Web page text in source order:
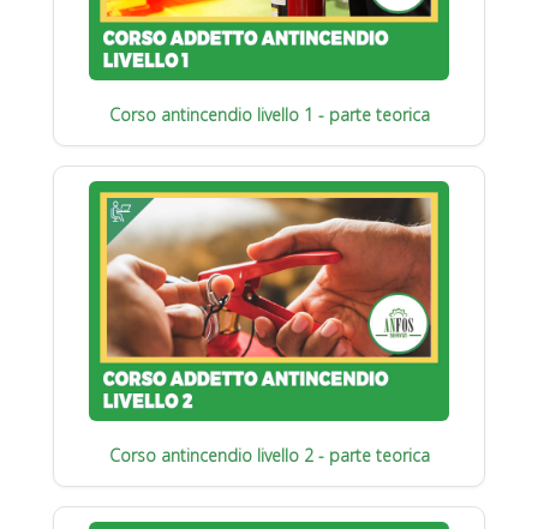
Corso antincendio livello 1 - parte teorica
Corso antincendio livello 2 - parte teorica